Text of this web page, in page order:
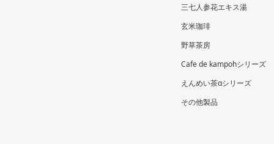
三七人参花エキス湯
玄米珈琲
野草茶房
Cafe de kampohシリーズ
えんめい茶αシリーズ
その他製品